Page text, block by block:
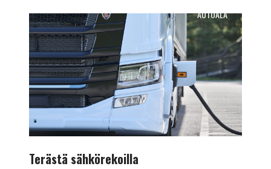
Terästä
sähkörekoilla
AUTOALA
Terästä sähkörekoilla